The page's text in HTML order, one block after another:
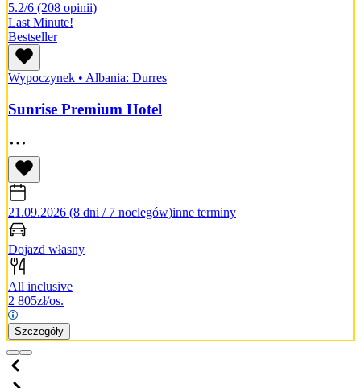
5.2/6 (208 opinii)
Last Minute!
Bestseller
Wypoczynek • Albania: Durres
Sunrise Premium Hotel
21.09.2026 (8 dni / 7 noclegów)inne terminy
Dojazd własny
All inclusive
2 805zł/os.
Szczegóły